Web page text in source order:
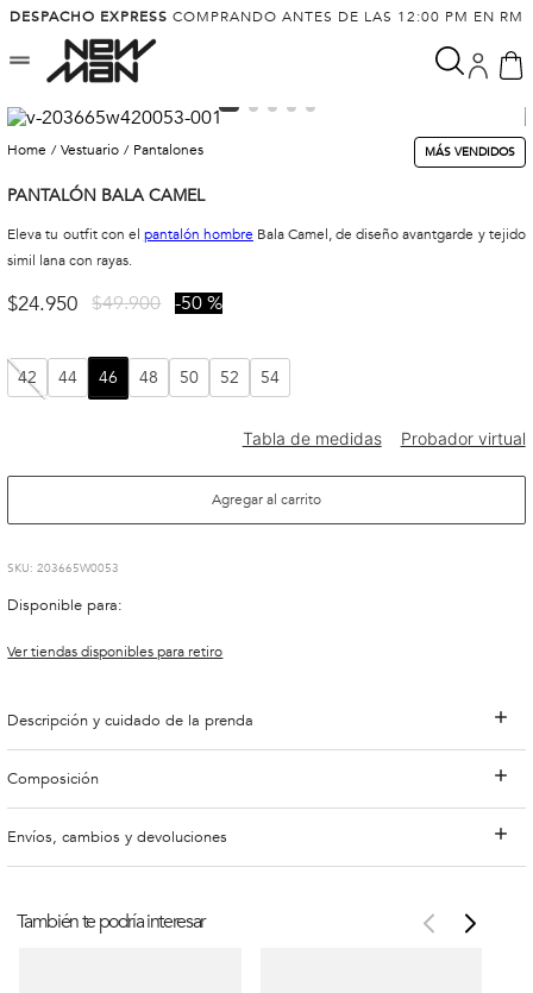
DESPACHO EXPRESS COMPRANDO ANTES DE LAS 12:00 PM EN RM
vestuario pantalones MÁS VENDIDOS
PANTALÓN BALA CAMEL
Eleva tu outfit con el pantalón hombre Bala Camel, de diseño avantgarde y tejido
simil lana con rayas.
$24.950 $49.900 50 %
42 44 46 48 50 52 54
Agregar al carrito
:203665W0053
Disponible para:
Ver tiendas disponibles para retiro
Descripción y cuidado de la prenda
Composición
Envíos, cambios y devoluciones
También te podría interesar